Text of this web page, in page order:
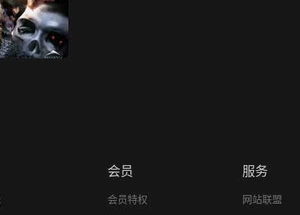
会员
会员特权
服务
网站联盟